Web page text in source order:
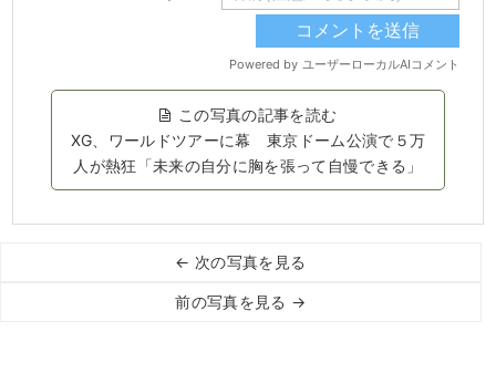
この写真の記事を読む
XG、ワールドツアーに幕 東京ドーム公演で５万
人が熱狂「未来の自分に胸を張って自慢できる」
← 次の写真を見る
前の写真を見る →